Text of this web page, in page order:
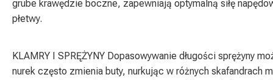
grube krawędzie boczne, zapewniają optymalną siłę
płetwy.
KLAMRY I SPRĘŻYNY Dopasowywanie długości sprężyny
nurek często zmienia buty, nurkując w różnych skafandrach